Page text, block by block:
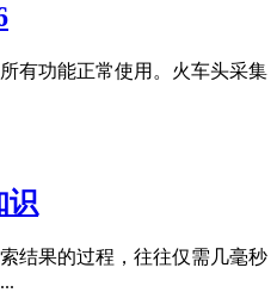
有功能正常使用。火车头采集
识
结果的过程，往往仅需几毫秒